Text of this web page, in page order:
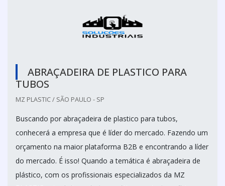
ABRAÇADEIRA DE PLASTICO PARA
TUBOS
MZ PLASTIC / SÃO PAULO - SP
Buscando por abraçadeira de plastico para tubos,
conhecerá a empresa que é líder do mercado. Fazendo um
orçamento na maior plataforma B2B e encontrando a líder
do mercado. É isso! Quando a temática é abraçadeira de
plástico, com os profissionais especializados da MZ